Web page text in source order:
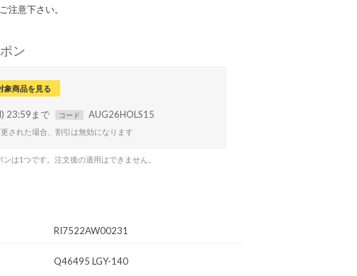
注意下さい。
ン
象商品を見る
23:59まで コード AUG26HOLS15
された場合、割引は無効になります
は1つです。注文後の適用はできません。
RI7522AW00231
Q46495 LGY-140